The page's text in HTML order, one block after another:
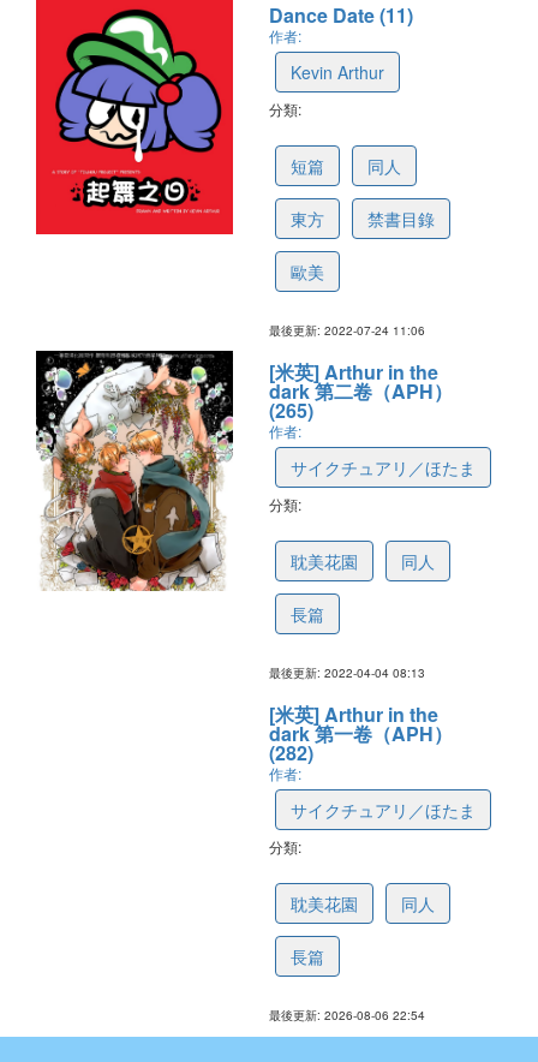
Dance Date (11)
作者:
Kevin Arthur
分類:
短篇 同人
東方 禁書目錄
歐美
最後更新: 2022-07-24 11:06
[米英] Arthur in the
dark 第二卷（APH）
(265)
作者:
サイクチュアリ／ほたま
分類:
耽美花園 同人
長篇
最後更新: 2022-04-04 08:13
[米英] Arthur in the
dark 第一卷（APH）
(282)
作者:
サイクチュアリ／ほたま
分類:
耽美花園 同人
長篇
最後更新: 2026-08-06 22:54